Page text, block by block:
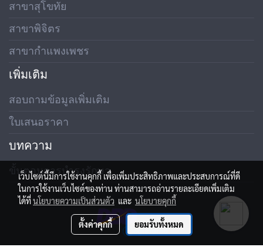
สาขาสุโขทัย
สาขาพิจิตร
สาขากำแพงเพชร
เพิ่มเติม
สอบถามข้อมูลเพิ่มเติม
ใบเสนอราคา
บทความ
ขั้นตอนการบำรุงรักษา
เว็บไซต์นี้มีการใช้งานคุกกี้ เพื่อเพิ่มประสิทธิภาพและประสบการณ์ที่ดี
ในการใช้งานเว็บไซต์ของท่าน ท่านสามารถอ่านรายละเอียดเพิ่มเติม
ได้ที่นโยบายความเป็นส่วนตัว และ นโยบายคุกกี้
ตั้งค่าคุกกี้ ยอมรับทั้งหมด